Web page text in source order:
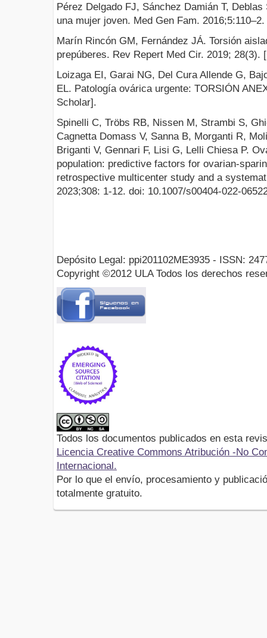
Pérez Delgado FJ, Sánchez Damián T,
una mujer joven. Med Gen Fam.
Marín Rincón GM, Fernández JÁ. Torsión
prepúberes. Rev Repert Med Cir. 2019; 28(3).
Loizaga EI, Garai NG, Del Cura Allende G,
EL. Patología ovárica urgente: TORSIÓN
Scholar].
Spinelli C, Tröbs RB, Nissen M, Strambi S,
Cagnetta Domass V, Sanna B, Morganti R,
Briganti V, Gennari F, Lisi G, Lelli Chiesa P.
population: predictive factors for ovarian-
retrospective multicenter study and a
2023;308: 1-12. doi: 10.1007/s00404-022-
Depósito Legal: ppi201102ME3935 - ISSN:
Copyright ©2012 ULA Todos los derechos
Todos los documentos publicados en esta
Licencia Creative Commons Atribución -No
Internacional.
Por lo que el envío, procesamiento y
totalmente gratuito.